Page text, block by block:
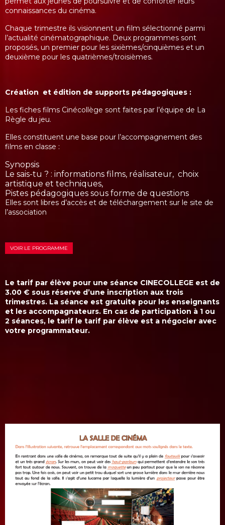
connaissances du cinéma.
Chaque trimestre ils visionnent un film sélectionné parmi
l’actualité cinématographique. Deux programmes sont
proposés, un premier pour les sixièmes/cinquièmes et un
deuxième pour les quatrièmes/troisièmes.
Création et édition de supports pédagogiques :
Les fiches films Cinécollège sont faites par l’équipe de La
Règle du jeu.
Elles constituent une base pour l’accompagnement des
films en classe :
Synopsis
Le sais-tu ? : informations films, réalisateur, choix
artistique et techniques,
Pistes pédagogiques sous forme de questions
Elles sont libres d’accès et de téléchargement sur le site de
l’association
VOIR LE PROGRAMME
Le tarif par élève pour une séance CINECOLLEGE est de
3.00 € sous réserve d’une inscription aux trois
trimestres. La séance est gratuite pour les enseignants
et les accompagnateurs. En cas de participation à 1 ou
2 séances, le tarif le tarif par élève est a négocier avec
votre programmateur.